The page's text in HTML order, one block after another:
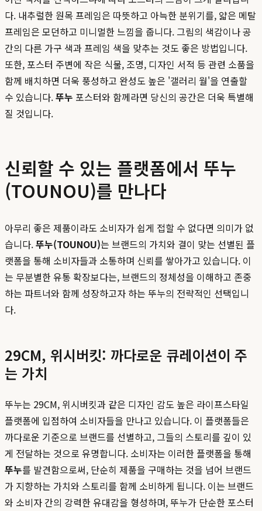
다. 내추럴한 원목 프레임은 따뜻하고 아늑한 분위기를, 얇은 메탈
프레임은 모던하고 미니멀한 느낌을 줍니다. 그림의 색감이나 공
간의 다른 가구 색과 프레임 색을 맞추는 것도 좋은 방법입니다.
또한, 포스터 주변에 작은 식물, 조명, 디자인 서적 등 관련 소품을
함께 배치하면 더욱 풍성하고 완성도 높은 '갤러리 월'을 연출할
수 있습니다.뚜누 포스터와 함께라면 당신의 공간은 더욱 특별해
질 것입니다.
신뢰할 수 있는 플랫폼에서 뚜누
(TOUNOU)를 만나다
아무리 좋은 제품이라도 소비자가 쉽게 접할 수 없다면 의미가 없
습니다.뚜누(TOUNOU)는 브랜드의 가치와 결이 맞는 선별된 플
랫폼을 통해 소비자들과 소통하며 신뢰를 쌓아가고 있습니다. 이
는 무분별한 유통 확장보다는, 브랜드의 정체성을 이해하고 존중
하는 파트너와 함께 성장하고자 하는 뚜누의 전략적인 선택입니
다.
29CM, 위시버킷: 까다로운 큐레이션이 주
는 가치
뚜누는 29CM, 위시버킷과 같은 디자인 감도 높은 라이프스타일
플랫폼에 입점하여 소비자들을 만나고 있습니다. 이 플랫폼들은
까다로운 기준으로 브랜드를 선별하고, 그들의 스토리를 깊이 있
게 전달하는 것으로 유명합니다. 소비자는 이러한 플랫폼을 통해
뚜누를 발견함으로써, 단순히 제품을 구매하는 것을 넘어 브랜드
가 지향하는 가치와 스토리를 함께 소비하게 됩니다. 이는 브랜드
와 소비자 간의 강력한 유대감을 형성하며, 뚜누가 단순한 포스터